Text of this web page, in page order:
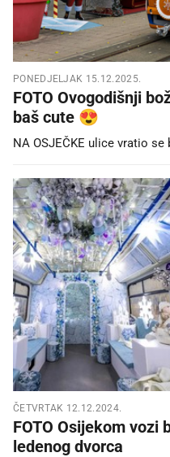
PONEDJELJAK 15.12.2025.
FOTO Ovogodišnji
baš cute 😍
NA OSJEČKE ulice vratio
ČETVRTAK 12.12.2024.
FOTO Osijekom vozi
ledenog dvorca